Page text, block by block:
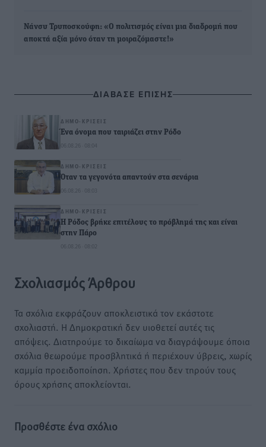
Νάνσυ Τρυποσκούφη: «Ο πολιτισμός είναι μια διαδρομή που
αποκτά αξία μόνο όταν τη μοιραζόμαστε!»
ΔΙΑΒΑΣΕ ΕΠΙΣΗΣ
ΔΗΜΟ-ΚΡΊΣΕΙΣ
Ένα όνομα που ταιριάζει στην Ρόδο
06.08.26 · 08:04
ΔΗΜΟ-ΚΡΊΣΕΙΣ
Όταν τα γεγονότα απαντούν στα σενάρια
06.08.26 · 08:03
ΔΗΜΟ-ΚΡΊΣΕΙΣ
Η Ρόδος βρήκε επιτέλους το πρόβλημά της και είναι
στην Πάρο
06.08.26 · 08:02
Σχολιασμός Άρθρου
Τα σχόλια εκφράζουν αποκλειστικά τον εκάστοτε
σχολιαστή. Η Δημοκρατική δεν υιοθετεί αυτές τις
απόψεις. Διατηρούμε το δικαίωμα να διαγράψουμε όποια
σχόλια θεωρούμε προσβλητικά ή περιέχουν ύβρεις, χωρίς
καμμία προειδοποίηση. Χρήστες που δεν τηρούν τους
όρους χρήσης αποκλείονται.
Προσθέστε ένα σχόλιο